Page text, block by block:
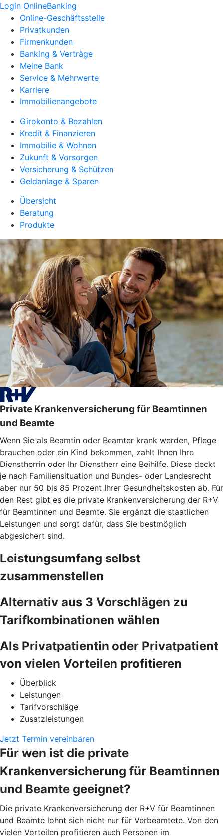
Login OnlineBanking
Online-Geschäftsstelle
Privatkunden
Firmenkunden
Banking & Verträge
Meine Bank
Service & Mehrwerte
Karriere
Immobilienangebote
Girokonto & Bezahlen
Kredit & Finanzieren
Immobilie & Wohnen
Zukunft & Vorsorgen
Versicherung & Schützen
Geldanlage & Sparen
Übersicht
Beratung
Produkte
Private Krankenversicherung für Beamtinnen
und Beamte
Wenn Sie als Beamtin oder Beamter krank werden, Pflege
brauchen oder ein Kind bekommen, zahlt Ihnen Ihre
Dienstherrin oder Ihr Dienstherr eine Beihilfe. Diese deckt
je nach Familiensituation und Bundes- oder Landesrecht
aber nur 50 bis 85 Prozent Ihrer Gesundheitskosten ab. Für
den Rest gibt es die private Krankenversicherung der R+V
für Beamtinnen und Beamte. Sie ergänzt die staatlichen
Leistungen und sorgt dafür, dass Sie bestmöglich
abgesichert sind.
Leistungsumfang selbst
zusammenstellen
Alternativ aus 3 Vorschlägen zu
Tarifkombinationen wählen
Als Privatpatientin oder Privatpatient
von vielen Vorteilen profitieren
Überblick
Leistungen
Tarifvorschläge
Zusatzleistungen
Jetzt Termin vereinbaren
Für wen ist die private
Krankenversicherung für Beamtinnen
und Beamte geeignet?
Die private Krankenversicherung der R+V für Beamtinnen
und Beamte lohnt sich nicht nur für Verbeamtete. Von den
vielen Vorteilen profitieren auch Personen im